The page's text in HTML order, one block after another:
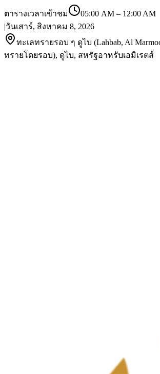
ตารางเวลาเข้าชม 05:00 AM – 12:00 AM
|วันเสาร์, สิงหาคม 8, 2026
ทะเลทรายรอบ ๆ ดูไบ (Lahbab, Al
ทรายโดยรอบ), ดูไบ, สหรัฐอาหรับเอมิเรตส์